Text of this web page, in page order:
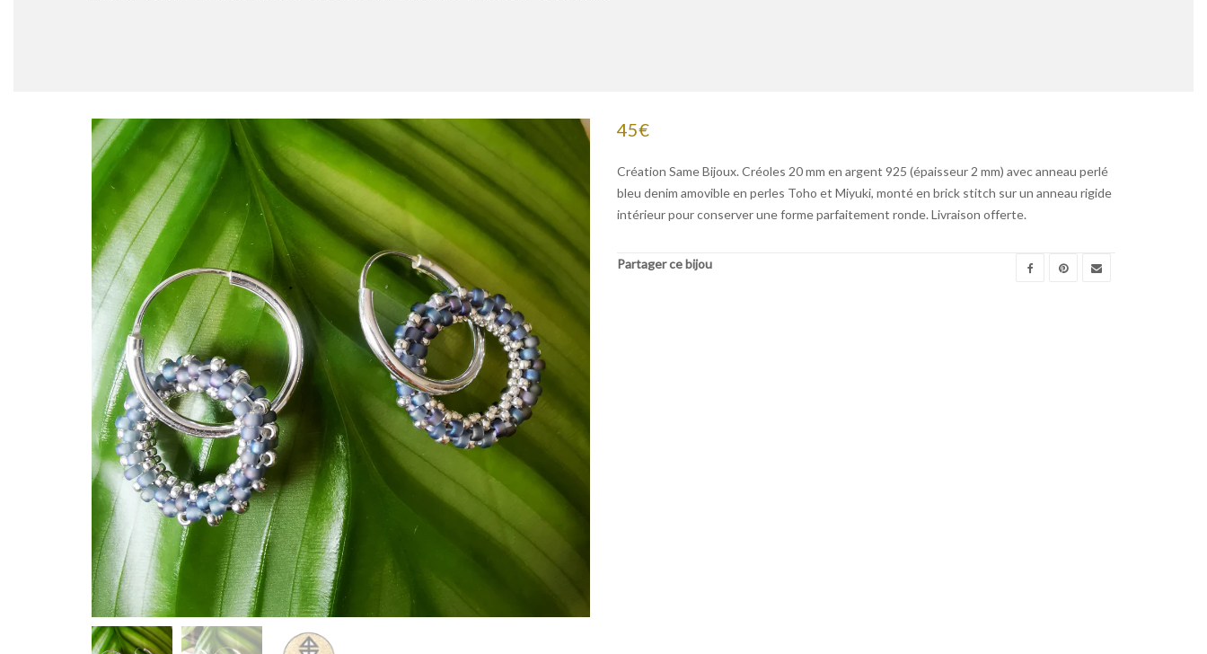
45€
Création Same Bijoux. Créoles 20 mm en argent 925 (épaisseur 2 mm) avec anneau perlé
bleu denim amovible en perles Toho et Miyuki, monté en brick stitch sur un anneau rigide
intérieur pour conserver une forme parfaitement ronde. Livraison offerte.
Partager ce bijou